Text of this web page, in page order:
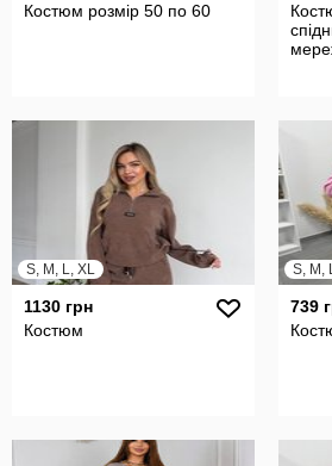
Костюм розмір 50 по 60
S, M, L, XL
1130 грн
Костюм
S, M,
739